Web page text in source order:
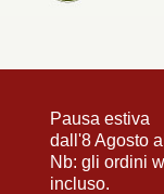
Pausa estiva
dall'8 Agosto
Nb: gli ordini
incluso.